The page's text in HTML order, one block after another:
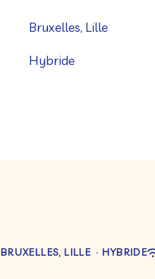
Bruxelles, Lille
Hybride
BRUXELLES, LILLE · HYBRIDE